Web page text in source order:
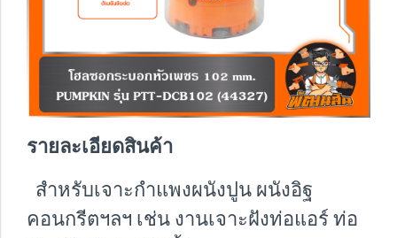
รายละเอียดสินค้า
สำหรับเจาะกำแพงผนังปูน ผนังอิฐ
คอนกรีตฯลฯ เช่น งานเจาะฝังท่อแอร์ ท่อ